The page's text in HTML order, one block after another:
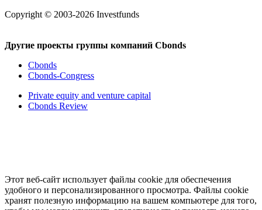
Copyright © 2003-2026 Investfunds
Другие проекты группы компаний Cbonds
Cbonds
Cbonds-Congress
Private equity and venture capital
Cbonds Review
Этот веб-сайт использует файлы cookie для обеспечения
удобного и персонализированного просмотра. Файлы cookie
хранят полезную информацию на вашем компьютере для того,